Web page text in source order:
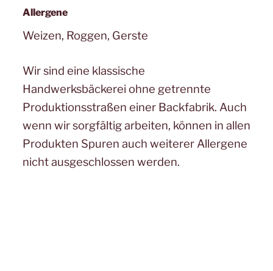
Allergene
Weizen, Roggen, Gerste
Wir sind eine klassische
Handwerksbäckerei ohne getrennte
Produktionsstraßen einer Backfabrik. Auch
wenn wir sorgfältig arbeiten, können in allen
Produkten Spuren auch weiterer Allergene
nicht ausgeschlossen werden.